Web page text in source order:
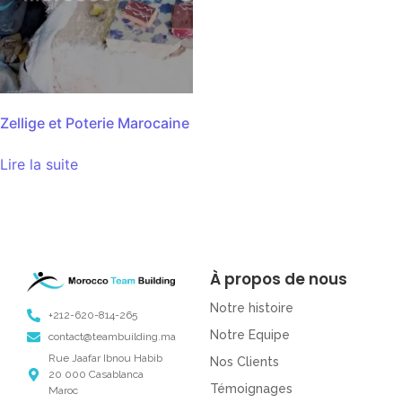
Zellige et Poterie Marocaine
Lire la suite
+212-620-814-265
contact@teambuilding.ma
Rue Jaafar Ibnou Habib
20 000 Casablanca
Maroc
À propos de nous
Notre histoire
Notre Equipe
Nos Clients
Témoignages